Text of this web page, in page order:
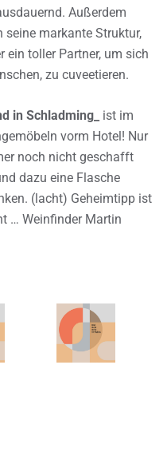
Außerdem
markante Struktur,
ein toller Partner, um sich
zu cuveetieren.
in Schladming_
ist im
vorm Hotel! Nur
noch nicht geschafft
dazu eine Flasche
(lacht) Geheimtipp ist
… Weinfinder Martin